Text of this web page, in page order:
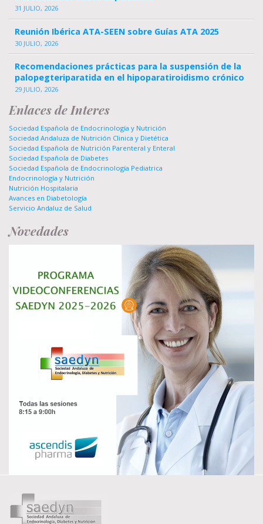
31 JULIO, 2026
Reunión Ibérica ATA-SEEN sobre Guías ATA 2025
30 JULIO, 2026
Recomendaciones prácticas para la suspensión de la
palopegteriparatida en el hipoparatiroidismo crónico
29 JULIO, 2026
Enlaces de Interes
Sociedad Española de Endocrinología y Nutrición
Sociedad Andaluza de Nutrición Clinica y Dietética
Sociedad Española de Nutrición Parenteral y Enteral
Sociedad Española de Diabetes
Sociedad Española de Endocrinología Pediatrica
Endocrinología y Nutrición
Nutrición Hospitalaria
Avances en Diabetología
Servicio Andaluz de Salud
Novedades